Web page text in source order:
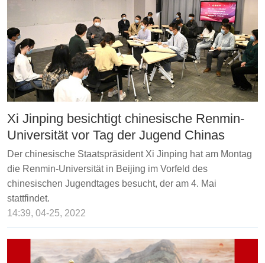
Xi Jinping besichtigt chinesische Renmin-
Universität vor Tag der Jugend Chinas
Der chinesische Staatspräsident Xi Jinping hat am Montag
die Renmin-Universität in Beijing im Vorfeld des
chinesischen Jugendtages besucht, der am 4. Mai
stattfindet.
14:39, 04-25, 2022